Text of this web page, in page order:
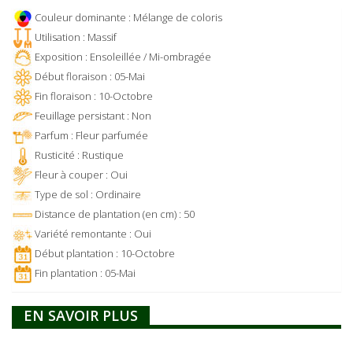
Couleur dominante : Mélange de coloris
Utilisation : Massif
Exposition : Ensoleillée / Mi-ombragée
Début floraison : 05-Mai
Fin floraison : 10-Octobre
Feuillage persistant : Non
Parfum : Fleur parfumée
Rusticité : Rustique
Fleur à couper : Oui
Type de sol : Ordinaire
Distance de plantation (en cm) : 50
Variété remontante : Oui
Début plantation : 10-Octobre
Fin plantation : 05-Mai
EN SAVOIR PLUS